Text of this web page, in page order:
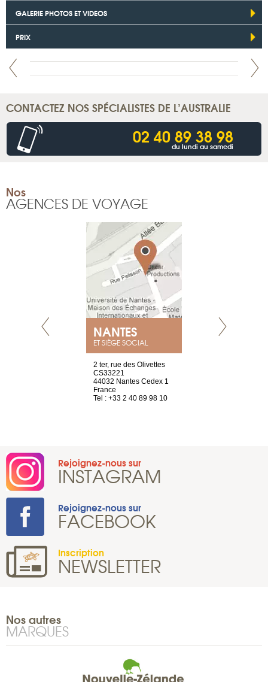
GALERIE PHOTOS ET VIDEOS
PRIX
CONTACTEZ NOS SPÉCIALISTES DE L’AUSTRALIE
02 40 89 38 98
du lundi au samedi
Nos
AGENCES DE VOYAGE
NANTES
ET SIÈGE SOCIAL
2 ter, rue des Olivettes
CS33221
44032 Nantes Cedex 1
France
Tel : +33 2 40 89 98 10
Rejoignez-nous sur
INSTAGRAM
Rejoignez-nous sur
FACEBOOK
Inscription
NEWSLETTER
Nos autres
MARQUES